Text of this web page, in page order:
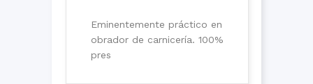
Eminentemente práctico en
obrador de carnicería. 100%
pres